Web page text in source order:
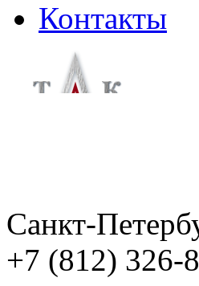
Контакты
Санкт-
+7 (812) 326-